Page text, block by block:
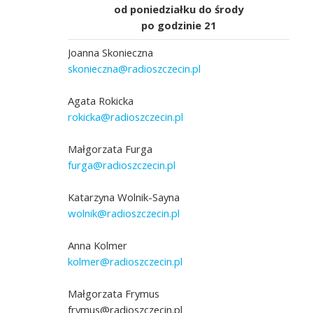
grafika Wojciech Ochrymiuk
od poniedziałku do środy
po godzinie 21
Joanna Skonieczna
skonieczna@radioszczecin.pl
Agata Rokicka
rokicka@radioszczecin.pl
Małgorzata Furga
furga@radioszczecin.pl
Katarzyna Wolnik-Sayna
wolnik@radioszczecin.pl
Anna Kolmer
kolmer@radioszczecin.pl
Małgorzata Frymus
frymus@radioszczecin.pl